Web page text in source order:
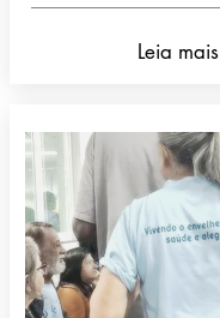
Leia mais